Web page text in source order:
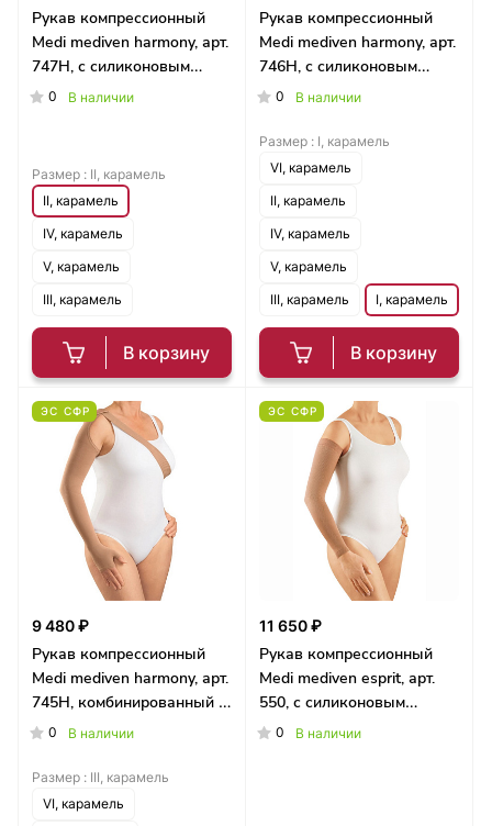
Рукав компрессионный
Medi mediven harmony, арт.
747H, с силиконовым
фиксатором, широкий
0 В наличии
В корзину
Размер : II, карамель
II, карамель
IV, карамель
V, карамель
III, карамель
Рукав компрессионный
Medi mediven harmony, арт.
746H, с силиконовым
фиксатором
0 В наличии
В корзину
Размер : I, карамель
VI, карамель
II, карамель
IV, карамель
V, карамель
III, карамель
I, карамель
ЭС СФР
9 480 ₽
Рукав компрессионный
Medi mediven harmony, арт.
745H, комбинированный с
наплечником, широкий
0 В наличии
Размер : III, карамель
VI, карамель
ЭС СФР
11 650 ₽
Рукав компрессионный
Medi mediven esprit, арт.
550, с силиконовым
фиксатором, стандартный
0 В наличии